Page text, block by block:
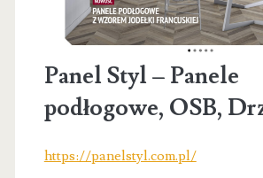
Panel Styl – Panele
podłogowe, OSB,
https://panelstyl.com.pl/